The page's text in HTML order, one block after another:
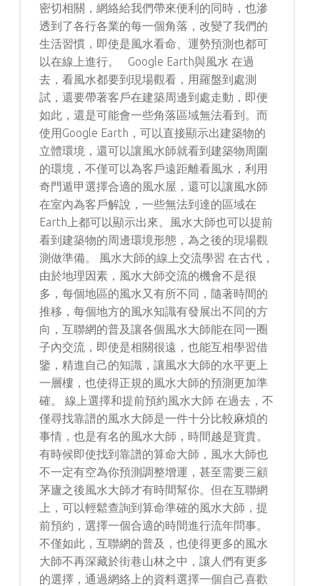
密切相關，網絡給我們帶來便利的同時，也滲
透到了各行各業的每一個角落，改變了我們的
生活習慣，即使是風水看命、運勢預測也都可
以在線上進行。 Google Earth與風水 在過
去，看風水都要到現場觀看，用羅盤到處測
試，還要帶著客戶在建築周邊到處走動，即便
如此，還是可能會一些角落區域無法看到。而
使用Google Earth，可以直接顯示出建築物的
立體環境，還可以讓風水師就看到建築物周圍
的環境，不僅可以為客戶遠距離看風水，利用
奇門遁甲選擇合適的風水屋，還可以讓風水師
在室內為客戶解說，一些無法到達的區域在
Earth上都可以顯示出來。風水大師也可以提前
看到建築物的周邊環境形態，為之後的現場觀
測做準備。 風水大師的線上交流學習 在古代，
由於地理因素，風水大師交流的機會不是很
多，每個地區的風水又有所不同，隨著時間的
推移，每個地方的風水知識有發展出不同的方
向，互聯網的普及讓各個風水大師能在同一圈
子內交流，即使是相關很遠，也能互相學習借
鑒，精進自己的知識，讓風水大師的水平更上
一層樓，也使得正規的風水大師的預測更加準
確。 線上選擇和提前預約風水大師 在過去，不
僅尋找靠譜的風水大師是一件十分比較麻煩的
事情，也是有名的風水大師，時間越是寶貴。
有時候即使找到靠譜的算命大師，風水大師也
不一定有空為你預測調整增運，甚至需要三顧
茅廬之後風水大師才有時間幫你。但在互聯網
上，可以輕鬆查詢到算命準確的風水大師，提
前預約，選擇一個合適的時間進行流年問事。
不僅如此，互聯網的普及，也使得更多的風水
大師不再深藏於街巷山林之中，讓人們有更多
的選擇，通過網絡上的資料選擇一個自己喜歡